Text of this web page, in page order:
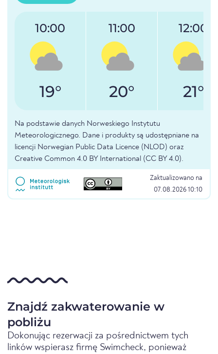
10:00
19°
11:00
20°
12:00
21°
Na podstawie danych Norweskiego Instytutu
Meteorologicznego. Dane i produkty są udostępniane na
licencji Norwegian Public Data Licence (NLOD) oraz
Creative Common 4.0 BY International (CC BY 4.0).
Zaktualizowano na
07.08.2026 10:10
Znajdź zakwaterowanie w
pobliżu
Dokonując rezerwacji za pośrednictwem tych
linków wspierasz firmę Swimcheck, ponieważ